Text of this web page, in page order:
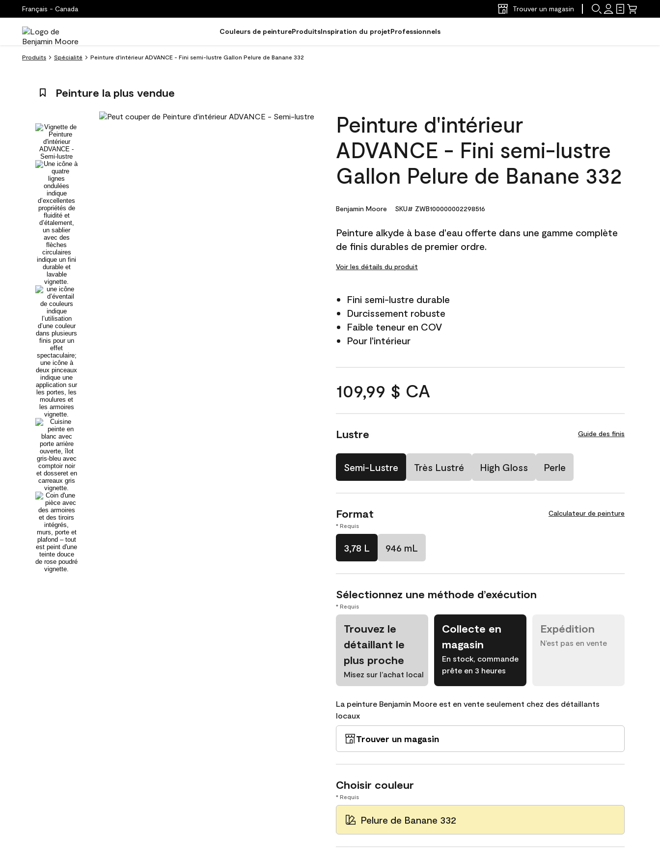
Français - Canada Trouver un magasin
Couleurs de peintureProduitsInspiration du projetProfessionnels
Produits Spécialité Peinture d'intérieur ADVANCE - Fini semi-lustre Gallon Pelure de Banane 332
Peinture la plus vendue
Peinture d'intérieur
ADVANCE - Fini semi-lustre
Gallon Pelure de Banane 332
Benjamin Moore SKU# ZWB100000002298516
Peinture alkyde à base d'eau offerte dans une gamme complète
de finis durables de premier ordre.
Voir les détails du produit
Fini semi-lustre durable
Durcissement robuste
Faible teneur en COV
Pour l'intérieur
109,99 $ CA
Lustre Guide des finis
Semi-Lustre Très Lustré High Gloss Perle
Format Calculateur de peinture
* Requis
3,78 L 946 mL
Sélectionnez une méthode d’exécution
* Requis
Trouvez le
détaillant le
plus proche
Misez sur l’achat local
Collecte en
magasin
En stock, commande
prête en 3 heures
Expédition
N’est pas en vente
La peinture Benjamin Moore est en vente seulement chez des détaillants
locaux
Trouver un magasin
Choisir couleur
* Requis
Pelure de Banane 332